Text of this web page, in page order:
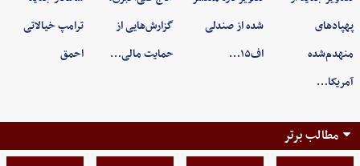
پهپادهای
منهدم‌شده
آمریکا…
شده از صندلی
اف۱۵…
گزارش‌هایی از
حمایت مالی…
ترامپ خیالاتی
احمق
مطالب برتر